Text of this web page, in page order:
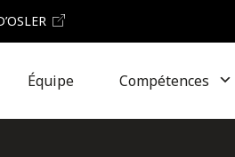
Équipe Compétences